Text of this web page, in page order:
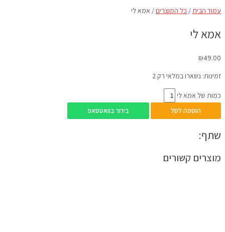
עמוד הבית/ כל המוצרים / אמא לי
אמא לי
₪49.00
זמינות: נשארו במלאי רק 2
כמות של אמא לי
הוספה לסל
בירור בוואטסאפ
שתף:
מוצרים קשורים